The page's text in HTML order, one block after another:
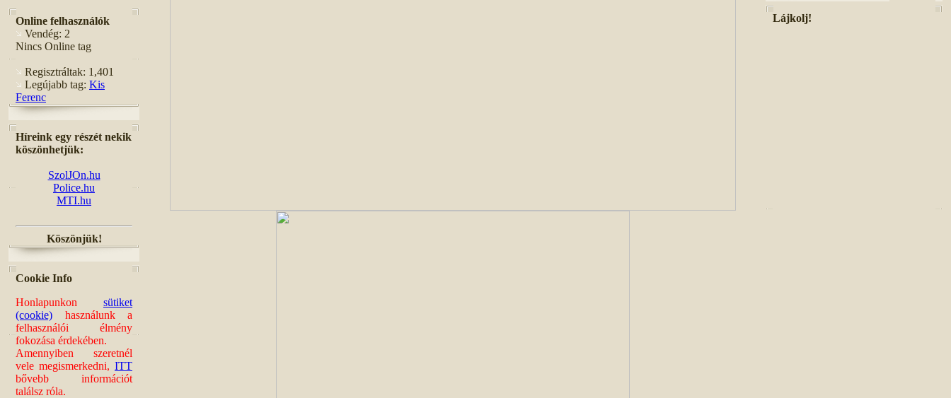
Online felhasználók
Vendég: 2
Nincs Online tag
Regisztráltak: 1,401
Legújabb tag: Kis
Ferenc
Híreink egy részét nekik
köszönhetjük:
SzolJOn.hu
Police.hu
MTI.hu
Köszönjük!
Cookie Info
Honlapunkon sütiket
(cookie) használunk a
felhasználói élmény
fokozása érdekében.
Amennyiben szeretnél
vele megismerkedni, ITT
bővebb információt
találsz róla.
Lájkolj!